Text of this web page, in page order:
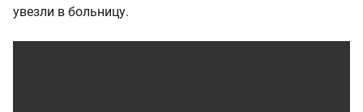
увезли в больницу.